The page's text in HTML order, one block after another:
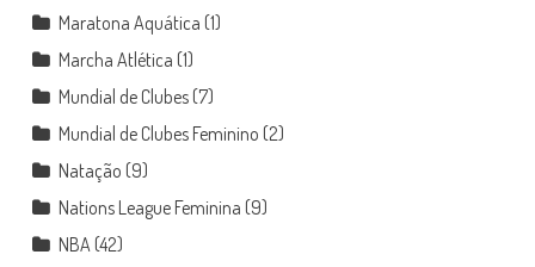
Maratona Aquática (1)
Marcha Atlética (1)
Mundial de Clubes(7)
Mundial de Clubes Feminino (2)
Natação (9)
Nations League Feminina (9)
NBA (42)